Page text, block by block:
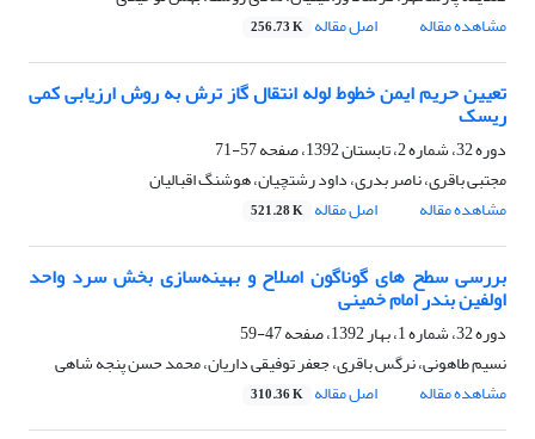
مشاهده مقاله
اصل مقاله 256.73 K
تعیین حریم ایمن خطوط لوله انتقال گاز ترش به روش ارزیابی کمی
ریسک
دوره 32، شماره 2، تابستان 1392، صفحه
57-71
مجتبی باقری، ناصر بدری، داود رشتچیان، هوشنگ اقبالیان
مشاهده مقاله
اصل مقاله 521.28 K
بررسی سطح های گوناگون اصلاح و بهینه‌سازی بخش سرد واحد
اولفین بندر امام خمینی
دوره 32، شماره 1، بهار 1392، صفحه
47-59
نسیم طاهونی، نرگس باقری، جعفر توفیقی داریان، محمد حسن پنجه شاهی
مشاهده مقاله
اصل مقاله 310.36 K